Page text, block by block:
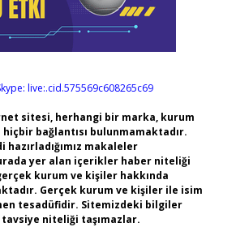
live:.cid.575569c608265c69
sitesi, herhangi bir marka, kurum
bağlantısı bulunmamaktadır.
hazırladığımız makaleler
yer alan içerikler haber niteliği
kurum ve kişiler hakkında
Gerçek kurum ve kişiler ile isim
tesadüfidir. Sitemizdeki bilgiler
niteliği taşımazlar.